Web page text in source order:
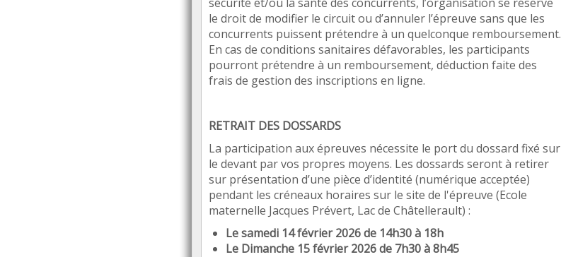
le droit de modifier le circuit ou d’annuler l’épreuve sans que les
concurrents puissent prétendre à un quelconque remboursement.
En cas de conditions sanitaires défavorables, les participants
pourront prétendre à un remboursement, déduction faite des
frais de gestion des inscriptions en ligne.
RETRAIT DES DOSSARDS
La participation aux épreuves nécessite le port du dossard fixé sur
le devant par vos propres moyens. Les dossards serontà retirer
sur présentation d’une pièce d’identité (numérique acceptée)
pendant les créneaux horaires sur le site de l'épreuve (Ecole
maternelle Jacques Prévert, Lac de Châtellerault) :
Le samedi 14 février 2026 de 14h30 à 18h
Le Dimanche 15 février 2026 de 7h30 à 8h45